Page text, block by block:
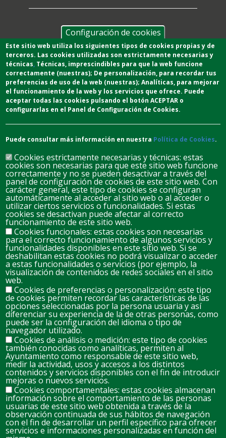
D L M M J V S
26 27 28 29 30 31
2 3 4 5 6 7 8
16 17 18 19 20 21 22
23 24 25 26 27 28 29
30 31 1 2 3 4 5
Footer
menu
Política de cookies
13260 Bolaños de Calatrava (Ciudad Real)
Configuración de cookies
Este sitio web utiliza los siguientes tipos de cookies propias y de
terceros. Las cookies utilizadas son estrictamente necesarias y
técnicas, Técnicas, imprescindibles para que la web funcione
correctamente (nuestras); De personalización, para recordar tus
preferencias de uso de la web (nuestras);Analíticas, para mejorar
el funcionamiento de la web y los servicios que ofrece. Puede
aceptar todas las cookies pulsando el botón ACEPTAR o
configurarlas en el Panel de Configuración de Cookies.
Puede consultar más información en nuestra Política de Cookies.
Cookies estrictamente necesarias y técnicas: estas
cookies son necesarias para que este sitio web funcione
correctamente y no se pueden desactivar a través del
panel de configuración de cookies de este sitio web. Con
carácter general, este tipo de cookies se configuran
automáticamente al acceder al sitio web o al acceder o
utilizar ciertos servicios o funcionalidades. Si estas
cookies se desactivan puede afectar al correcto
funcionamiento de este sitio web.
Cookies funcionales: estas cookies son necesarias
para el correcto funcionamiento de algunos servicios y
funcionalidades disponibles en este sitio web. Si se
deshabilitan estas cookies no podrá visualizar o acceder
a estas funcionalidades o servicios (por ejemplo, la
visualización de contenidos de redes sociales en el sitio
web.
Cookies de preferencias o personalización: este tipo
de cookies permiten recordar las características de las
opciones seleccionadas por la persona usuaria y así
diferenciar su experiencia de la de otras personas, como
puede ser la configuración del idioma o tipo de
navegador utilizado.
Cookies de análisis o medición: este tipo de cookies
también conocidas como analíticas, permiten al
Ayuntamiento como responsable de este sitio web,
medir la actividad, usos y accesos a los distintos
contenidos y servicios disponibles con el fin de introducir
mejoras o nuevos servicios.
Cookies comportamentales: estas cookies almacenan
información sobre el comportamiento de las personas
usuarias de este sitio web obtenida a través de la
observación continuada de sus hábitos de navegación
con el fin de desarrollar un perfil específico para ofrecer
servicios e informaciones personalizadas en función del